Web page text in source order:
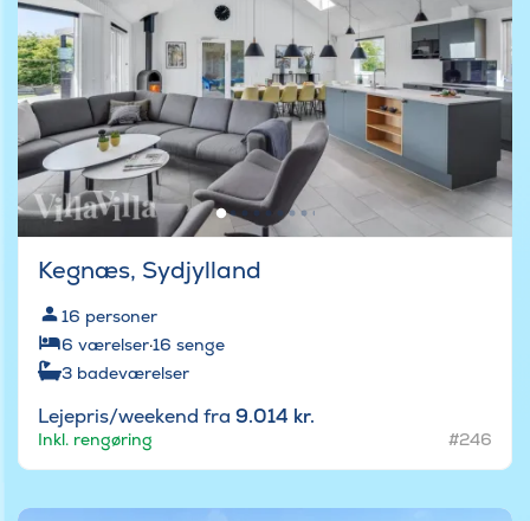
Kegnæs, Sydjylland
16 personer
6 værelser·16 senge
3 badeværelser
Lejepris/weekend fra 9.014 kr.
Inkl. rengøring #246